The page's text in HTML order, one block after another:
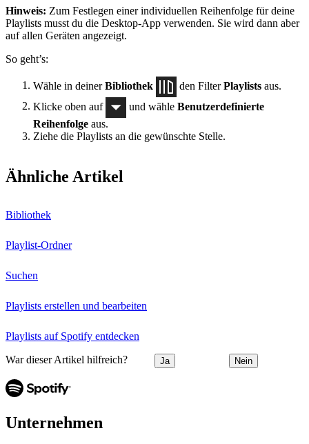
Hinweis: Zum Festlegen einer individuellen Reihenfolge für deine
Playlists musst du die Desktop-App verwenden. Sie wird dann aber
auf allen Geräten angezeigt.
So geht’s:
Wähle in deinerBibliothek den FilterPlaylists aus.
Klicke oben auf
und wähle Benutzerdefinierte
Reihenfolge aus.
Ziehe die Playlists an die gewünschte Stelle.
Ähnliche Artikel
Bibliothek
Playlist-Ordner
Suchen
Playlists erstellen und bearbeiten
Playlists auf Spotify entdecken
War dieser Artikel hilfreich? Ja Nein
Unternehmen